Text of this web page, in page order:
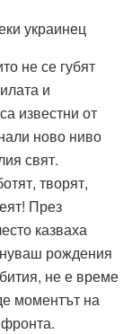
украинец
не се губят
и
известни от
ново ниво
свят.
творят,
През
казваха
рождения
не е време
моментът на